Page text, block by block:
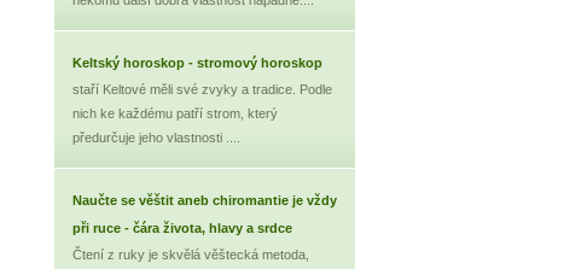
Keltský horoskop - stromový horoskop
staří Keltové měli své zvyky a tradice. Podle
nich ke každému patří strom, který
předurčuje jeho vlastnosti ....
Naučte se věštit aneb chiromantie je vždy
při ruce - čára života, hlavy a srdce
Čtení z ruky je skvělá věštecká metoda,